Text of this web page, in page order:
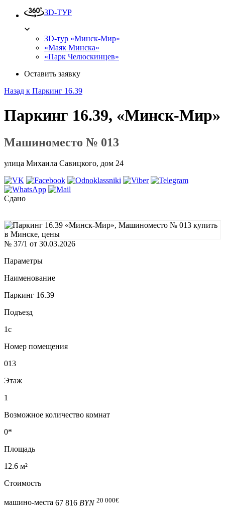
3D-ТУР
3D-тур «Минск-Мир»
«Маяк Минска»
«Парк Челюскинцев»
Оставить заявку
Назад к Паркинг 16.39
Паркинг 16.39, «Минск-Мир»
Машиноместо № 013
улица Михаила Савицкого, дом 24
Сдано
№ 37/1 от 30.03.2026
Параметры
Наименование
Паркинг 16.39
Подъезд
1с
Номер помещения
013
Этаж
1
Возможное количество комнат
0*
Площадь
12.6 м²
Стоимость
машино-места 67 816 BYN 20 000€